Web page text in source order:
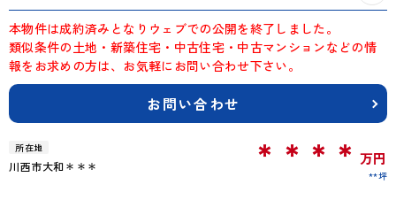
本物件は成約済みとなりウェブでの公開を終了しました。
類似条件の土地・新築住宅・中古住宅・中古マンションなどの情
報をお求めの方は、お気軽にお問い合わせ下さい。
お問い合わせ
所在地
川西市大和＊＊＊ ＊＊＊＊ 万円
**坪